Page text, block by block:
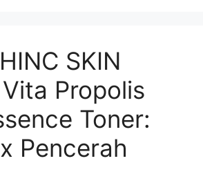
SKIN
Propolis
Toner:
Pencerah